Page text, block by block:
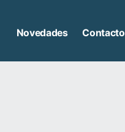
Novedades Contacto